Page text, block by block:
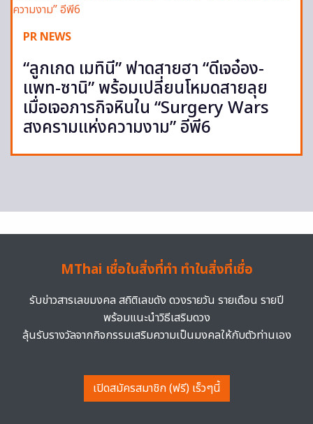
PR NEWS
“ลูกเกด เมทินี” ฟาดสายฮา “ดีเจอ๋อง-
แพท-ซานิ” พร้อมเปลี่ยนโหมดสายลุย
เมื่อเจอภารกิจหินใน “Surgery Wars
สงครามแห่งความงาม” อีพี6
MThai เชื่อในสิ่งที่ทำ ทำในสิ่งที่เชื่อ
รับข่าวสารเลขมงคล สถิติเลขดัง ดวงรายวัน รายเดือน รายปี
พร้อมแนะนำวิธีเสริมดวง
ลุ้นรับรางวัลจากกิจกรรมเสริมความเป็นมงคลให้กับตัวท่านเอง
เปิดสมัครสมาชิก (ฟรี) เร็วๆนี้